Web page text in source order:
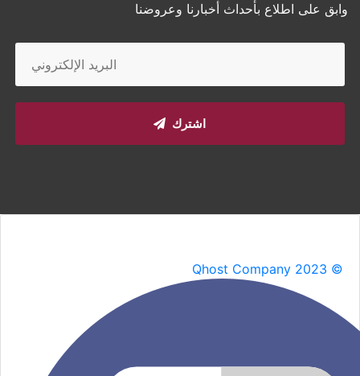
وابق على اطلاع بأحداث أخبارنا وعروضنا
اشترك
Qhost Company 2023 ©